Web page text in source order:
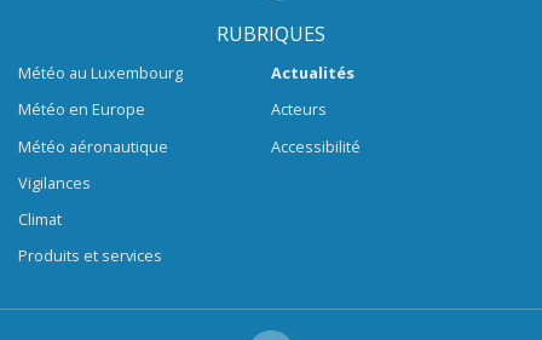
RUBRIQUES
Météo au Luxembourg
Météo en Europe
Météo aéronautique
Vigilances
Climat
Produits et services
Actualités
Acteurs
Accessibilité